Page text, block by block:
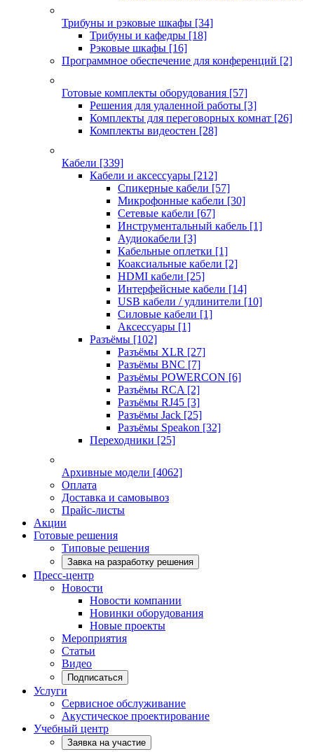
Трибуны и рэковые шкафы [34]
Трибуны и кафедры [18]
Рэковые шкафы [16]
Программное обеспечение для конференций [2]
Готовые комплекты оборудования [57]
Решения для удаленной работы [3]
Комплекты для переговорных комнат [26]
Комплекты видеостен [28]
Кабели [339]
Кабели и аксессуары [212]
Спикерные кабели [57]
Микрофонные кабели [30]
Сетевые кабели [67]
Инструментальный кабель [1]
Аудиокабели [3]
Кабельные оплетки [1]
Коаксиальные кабели [2]
HDMI кабели [25]
Интерфейсные кабели [14]
USB кабели / удлинители [10]
Силовые кабели [1]
Аксессуары [1]
Разъёмы [102]
Разъёмы XLR [27]
Разъёмы BNC [7]
Разъёмы POWERCON [6]
Разъёмы RCA [2]
Разъёмы RJ45 [3]
Разъёмы Jack [25]
Разъёмы Speakon [32]
Переходники [25]
Архивные модели [4062]
Оплата
Доставка и самовывоз
Прайс-листы
Акции
Готовые решения
Типовые решения
Завка на разработку решения
Пресс-центр
Новости
Новости компании
Новинки оборудования
Новые проекты
Мероприятия
Статьи
Видео
Подписаться
Услуги
Сервисное обслуживание
Акустическое проектирование
Учебный центр
Заявка на участие